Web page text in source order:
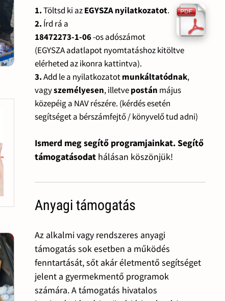
1.Töltsd ki azEGYSZA nyilatkozatot.
2. Írd rá a
18472273-1-06-os adószámot
(EGYSZA adatlapot nyomtatáshoz kitöltve
elérheted az ikonra kattintva).
3.Add le a nyilatkozatotmunkáltatódnak,
vagyszemélyesen, illetvepostán május
közepéig a NAV részére. (kérdés esetén
segítséget a bérszámfejtő / könyvelő tud adni)
Ismerd meg segítő programjainkat. Segítő
támogatásodat hálásan köszönjük!
Anyagi támogatás
Az alkalmi vagy rendszeres anyagi
támogatás sok esetben a működés
fenntartását, sőt akár életmentő segítséget
jelent a gyermekmentő programok
számára. A támogatás hivatalos